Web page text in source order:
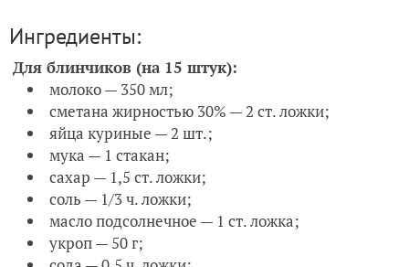
Ингредиенты:
Для блинчиков (на 15 штук):
молоко — 350 мл;
сметана жирностью 30% — 2 ст. ложки;
яйца куриные — 2 шт.;
мука — 1 стакан;
сахар — 1,5 ст. ложки;
соль — 1/3 ч. ложки;
масло подсолнечное — 1 ст. ложка;
укроп — 50 г;